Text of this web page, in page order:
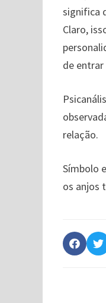
significa
Claro,
de entrar
relação.
Símbolo
os anjos